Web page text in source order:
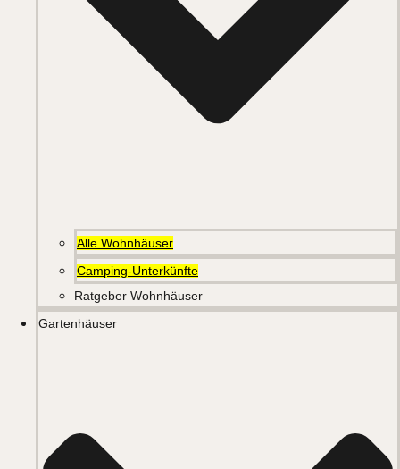
Alle Wohnhäuser
Camping-Unterkünfte
Ratgeber Wohnhäuser
Gartenhäuser